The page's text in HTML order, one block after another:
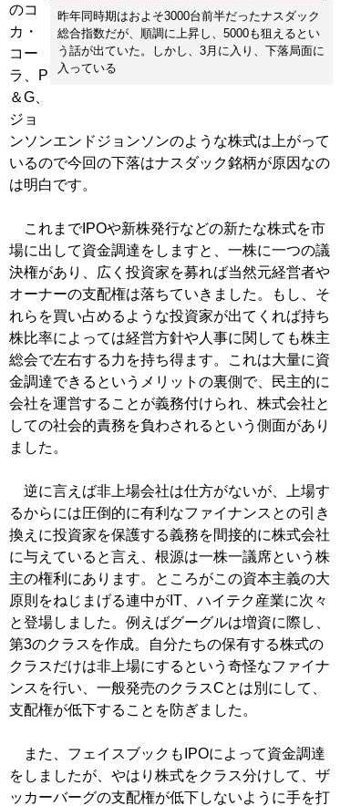
昨年同時期はおよそ3000台前半だったナスダック
総合指数だが、順調に上昇し、5000も狙えるとい
う話が出ていた。しかし、3月に入り、下落局面に
入っている
のコ
カ・
コー
ラ、P
＆G、
ジョ
ンソンエンドジョンソンのような株式は上がって
いるので今回の下落はナスダック銘柄が原因なの
は明白です。
これまでIPOや新株発行などの新たな株式を市
場に出して資金調達をしますと、一株に一つの議
決権があり、広く投資家を募れば当然元経営者や
オーナーの支配権は落ちていきました。もし、そ
れらを買い占めるような投資家が出てくれば持ち
株比率によっては経営方針や人事に関しても株主
総会で左右する力を持ち得ます。これは大量に資
金調達できるというメリットの裏側で、民主的に
会社を運営することが義務付けられ、株式会社と
しての社会的責務を負わされるという側面があり
ました。
逆に言えば非上場会社は仕方がないが、上場す
るからには圧倒的に有利なファイナンスとの引き
換えに投資家を保護する義務を間接的に株式会社
に与えていると言え、根源は一株一議席という株
主の権利にあります。ところがこの資本主義の大
原則をねじまげる連中がIT、ハイテク産業に次々
と登場しました。例えばグーグルは増資に際し、
第3のクラスを作成。自分たちの保有する株式の
クラスだけは非上場にするという奇怪なファイナ
ンスを行い、一般発売のクラスCとは別にして、
支配権が低下することを防ぎました。
また、フェイスブックもIPOによって資金調達
をしましたが、やはり株式をクラス分けして、ザ
ッカーバーグの支配権が低下しないように手を打